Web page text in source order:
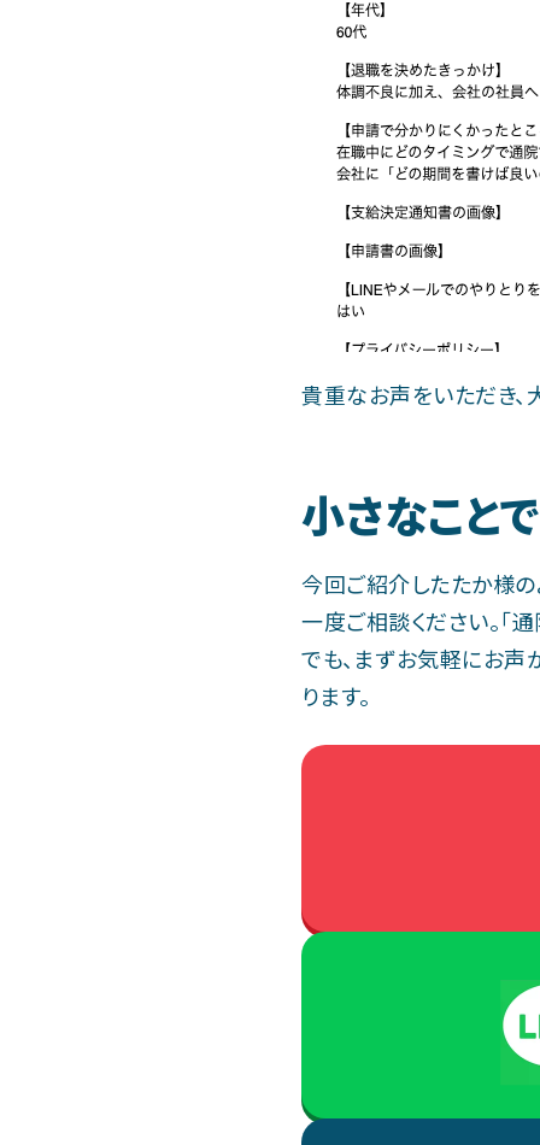
貴重なお声をいただき、
小さなこと
今回ご紹介したたか様
一度ご相談ください。「
でも、まずお気軽にお声
ります。